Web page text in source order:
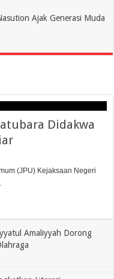
Ajak Generasi Muda
Didakwa
(JPU) Kejaksaan Negeri
Amaliyyah Dorong